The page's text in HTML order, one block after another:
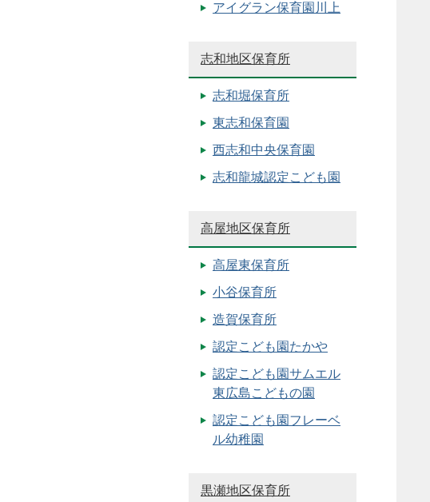
アイグラン保育園川上
志和地区保育所
志和堀保育所
東志和保育園
西志和中央保育園
志和龍城認定こども園
高屋地区保育所
高屋東保育所
小谷保育所
造賀保育所
認定こども園たかや
認定こども園サムエル
東広島こどもの園
認定こども園フレーベ
ル幼稚園
黒瀬地区保育所